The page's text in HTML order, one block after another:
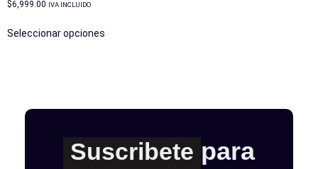
$6,999.00 IVA INCLUIDO
Seleccionar opciones
Suscribete para